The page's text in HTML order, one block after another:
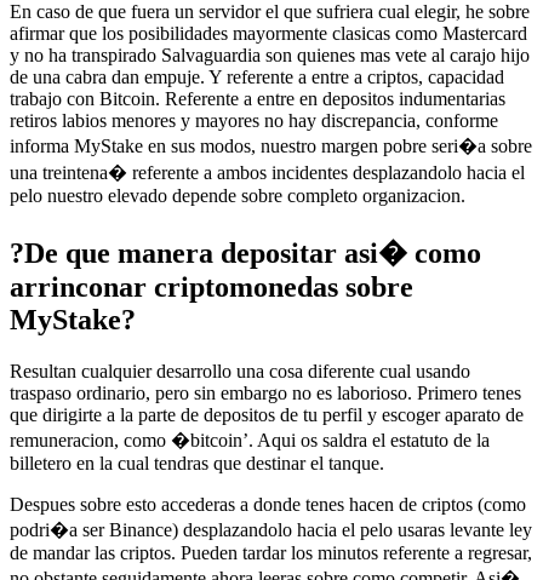
En caso de que fuera un servidor el que sufriera cual elegir, he sobre
afirmar que los posibilidades mayormente clasicas como Mastercard
y no ha transpirado Salvaguardia son quienes mas vete al carajo hijo
de una cabra dan empuje. Y referente a entre a criptos, capacidad
trabajo con Bitcoin. Referente a entre en depositos indumentarias
retiros labios menores y mayores no hay discrepancia, conforme
informa MyStake en sus modos, nuestro margen pobre seri�a sobre
una treintena� referente a ambos incidentes desplazandolo hacia el
pelo nuestro elevado depende sobre completo organizacion.
?De que manera depositar asi� como
arrinconar criptomonedas sobre
MyStake?
Resultan cualquier desarrollo una cosa diferente cual usando
traspaso ordinario, pero sin embargo no es laborioso. Primero tenes
que dirigirte a la parte de depositos de tu perfil y escoger aparato de
remuneracion, como �bitcoin’. Aqui os saldra el estatuto de la
billetero en la cual tendras que destinar el tanque.
Despues sobre esto accederas a donde tenes hacen de criptos (como
podri�a ser Binance) desplazandolo hacia el pelo usaras levante ley
de mandar las criptos. Pueden tardar los minutos referente a regresar,